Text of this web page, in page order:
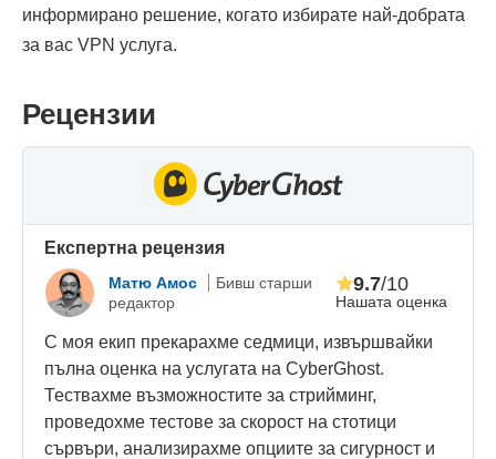
информирано решение, когато избирате най-добрата
за вас VPN услуга.
Рецензии
Eкспертна рецензия
Матю Амос
Бивш старши
редактор
Нашата оценка
9.7/10
С моя екип прекарахме седмици, извършвайки
пълна оценка на услугата на CyberGhost.
Тествахме възможностите за стрийминг,
проведохме тестове за скорост на стотици
сървъри, анализирахме опциите за сигурност и